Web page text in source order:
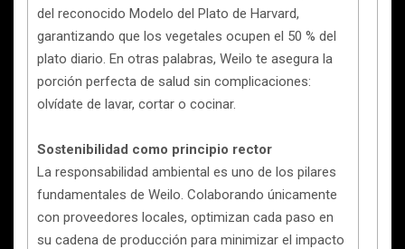
del reconocido Modelo del Plato de Harvard,
garantizando que los vegetales ocupen el 50 % del
plato diario. En otras palabras, Weilo te asegura la
porción perfecta de salud sin complicaciones:
olvídate de lavar, cortar o cocinar.
Sostenibilidad como principio rector
La responsabilidad ambiental es uno de los pilares
fundamentales de Weilo. Colaborando únicamente
con proveedores locales, optimizan cada paso en
su cadena de producción para minimizar el impacto